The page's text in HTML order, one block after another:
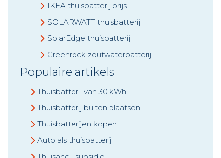
IKEA thuisbatterij prijs
SOLARWATT thuisbatterij
SolarEdge thuisbatterij
Greenrock zoutwaterbatterij
Populaire artikels
Thuisbatterij van 30 kWh
Thuisbatterij buiten plaatsen
Thuisbatterijen kopen
Auto als thuisbatterij